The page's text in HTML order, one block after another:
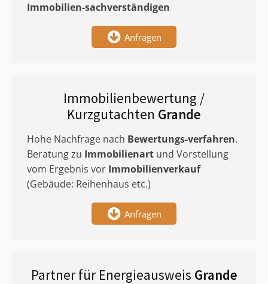
Immobilien-sachverständigen
Anfragen
Immobilienbewertung /
Kurzgutachten Grande
Hohe Nachfrage nach Bewertungs-verfahren.
Beratung zu Immobilienart und Vorstellung
vom Ergebnis vor Immobilienverkauf
(Gebäude: Reihenhaus etc.)
Anfragen
Partner für Energieausweis Grande